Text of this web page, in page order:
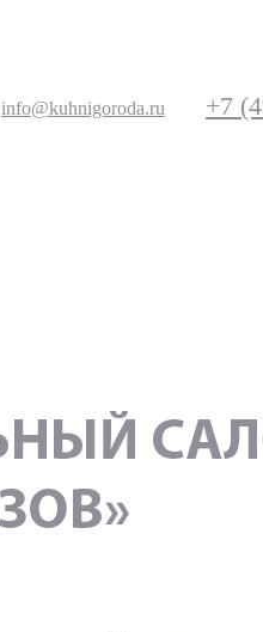
info@kuhnigoroda.ru +7